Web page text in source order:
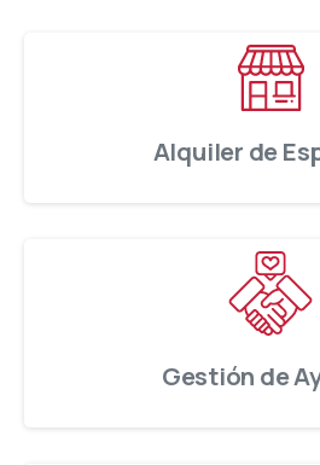
Alquiler de
Gestión de